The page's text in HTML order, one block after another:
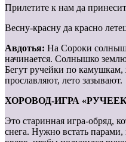
Прилетите к нам да
Весну-красну да красно
Авдотья: На Сороки
начинается. Солнышко
Бегут ручейки по камушкам,
прославляют, лето зазывают.
ХОРОВОД-ИГРА
Это старинная игра-обряд,
снега. Нужно встать парами,